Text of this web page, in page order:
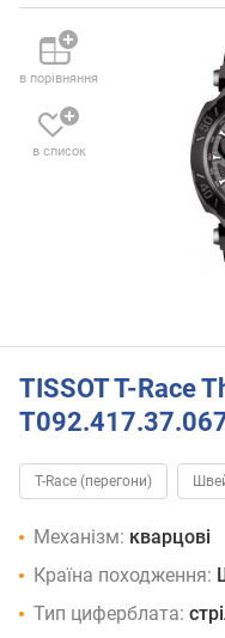
в порівняння
в список
TISSOT T-Race
T-Race (перегони)
Механізм: кварцові
Країна походження:
Тип циферблата: